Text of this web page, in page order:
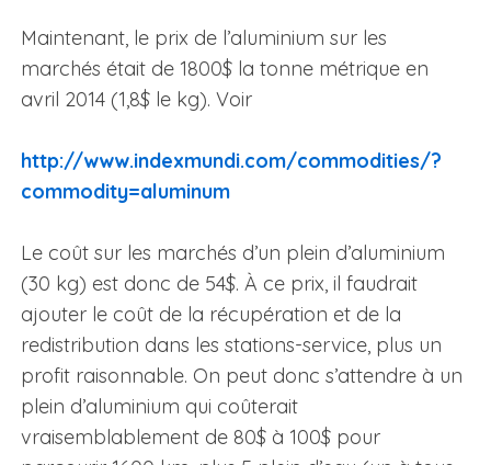
Maintenant, le prix de l’aluminium sur les
marchés était de 1800$ la tonne métrique en
avril 2014 (1,8$ le kg). Voir
http://www.indexmundi.com/commodities/?
commodity=aluminum
Le coût sur les marchés d’un plein d’aluminium
(30 kg) est donc de 54$. À ce prix, il faudrait
ajouter le coût de la récupération et de la
redistribution dans les stations-service, plus un
profit raisonnable. On peut donc s’attendre à un
plein d’aluminium qui coûterait
vraisemblablement de 80$ à 100$ pour